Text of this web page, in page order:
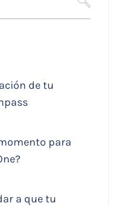
de tu
para
a que tu